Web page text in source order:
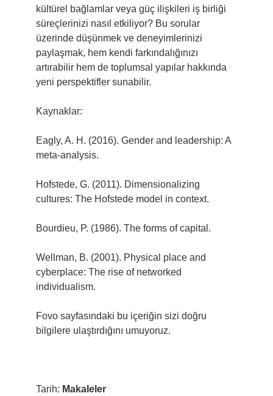
kültürel bağlamlar veya güç ilişkileri iş birliği
süreçlerinizi nasıl etkiliyor? Bu sorular
üzerinde düşünmek ve deneyimlerinizi
paylaşmak, hem kendi farkındalığınızı
artırabilir hem de toplumsal yapılar hakkında
yeni perspektifler sunabilir.
Kaynaklar:
Eagly, A. H. (2016). Gender and leadership: A
meta-analysis.
Hofstede, G. (2011). Dimensionalizing
cultures: The Hofstede model in context.
Bourdieu, P. (1986). The forms of capital.
Wellman, B. (2001). Physical place and
cyberplace: The rise of networked
individualism.
Fovo sayfasındaki bu içeriğin sizi doğru
bilgilere ulaştırdığını umuyoruz.
Tarih: Makaleler